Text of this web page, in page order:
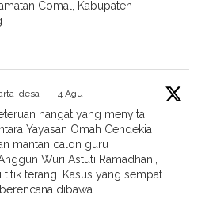
Comal, Kabupaten
· 4 Agu
hangat yang menyita
Yayasan Omah Cendekia
mantan calon guru
Wuri Astuti Ramadhani,
terang. Kasus yang sempat
dibawa